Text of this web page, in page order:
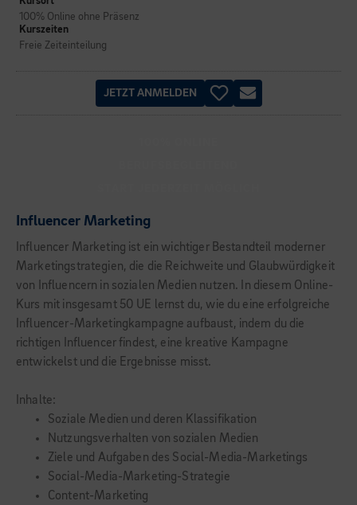
100% Online ohne Präsenz
Kurszeiten
Freie Zeiteinteilung
JETZT ANMELDEN
Influencer Marketing
Influencer Marketing ist ein wichtiger Bestandteil moderner
Marketingstrategien, die die Reichweite und Glaubwürdigkeit
von Influencern in sozialen Medien nutzen. In diesem Online-
Kurs mit insgesamt 50 UE lernst du, wie du eine erfolgreiche
Influencer-Marketingkampagne aufbaust, indem du die
richtigen Influencer findest, eine kreative Kampagne
entwickelst und die Ergebnisse misst.
Inhalte:
Soziale Medien und deren Klassifikation
Nutzungsverhalten von sozialen Medien
Ziele und Aufgaben des Social-Media-Marketings
Social-Media-Marketing-Strategie
Content-Marketing